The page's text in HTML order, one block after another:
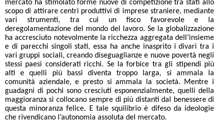
mercato ha stimolato forme nuove di competizione tra stati allo
scopo di attirare centri produttivi di imprese straniere, mediante
vari strumenti, tra cui un fisco favorevole e la
deregolamentazione del mondo del lavoro. Se la globalizzazione
ha accresciuto notevolmente la ricchezza aggregata dell’insieme
e di parecchi singoli stati, essa ha anche inasprito i divari tra i
vari gruppi sociali, creando diseguaglianze e nuove povertà negli
stessi paesi considerati ricchi. Se la forbice tra gli stipendi più
alti e quelli più bassi diventa troppo larga, si ammala la
comunità aziendale, e presto si ammala la società. Mentre i
guadagni di pochi sono cresciuti esponenzialmente, quelli della
maggioranza si collocano sempre di più distanti dal benessere di
questa minoranza felice. E tale squilibrio è difeso da ideologie
che rivendicano l’autonomia assoluta del mercato.